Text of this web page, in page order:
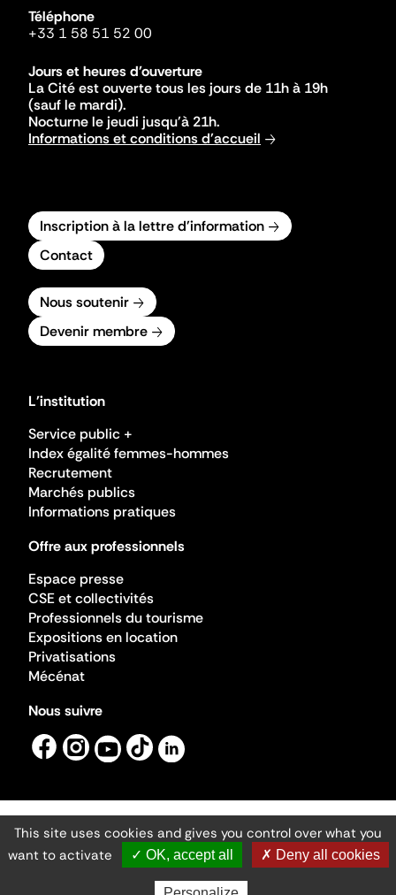
Téléphone
+33 1 58 51 52 00
Jours et heures d'ouverture
La Cité est ouverte tous les jours de 11h à 19h
(sauf le mardi).
Nocturne le jeudi jusqu'à 21h.
Informations et conditions d'accueil
Inscription à la lettre d'information
Contact
Nous soutenir
Devenir membre
L'institution
Service public +
Index égalité femmes-hommes
Recrutement
Marchés publics
Informations pratiques
Offre aux professionnels
Espace presse
CSE et collectivités
Professionnels du tourisme
Expositions en location
Privatisations
Mécénat
Nous suivre
Mentions légales
Gestion des cookies
Accessibilité numérique
Ministère de la Culture ©2026
- Cité de l'architecture et du patrimoine
This site uses cookies and gives you control over what you
want to activate
✓ OK, accept all ✗ Deny all cookies